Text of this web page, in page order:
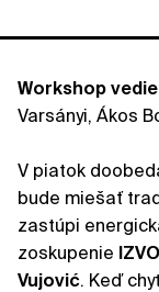
Workshop
Varsányi, Ákos
V piatok
bude miešať
zastúpi
zoskupenie
Vujović. Keď